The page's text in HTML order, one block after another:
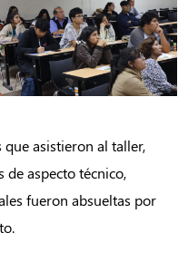
asistieron al taller,
aspecto técnico,
fueron absueltas por